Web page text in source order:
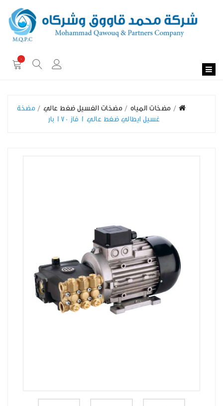
0
مضخات المياه مضخات الغسيل ضغط عالي
مضخة
غسيل ايطالي ضغط عالي 1 فاز 170 بار